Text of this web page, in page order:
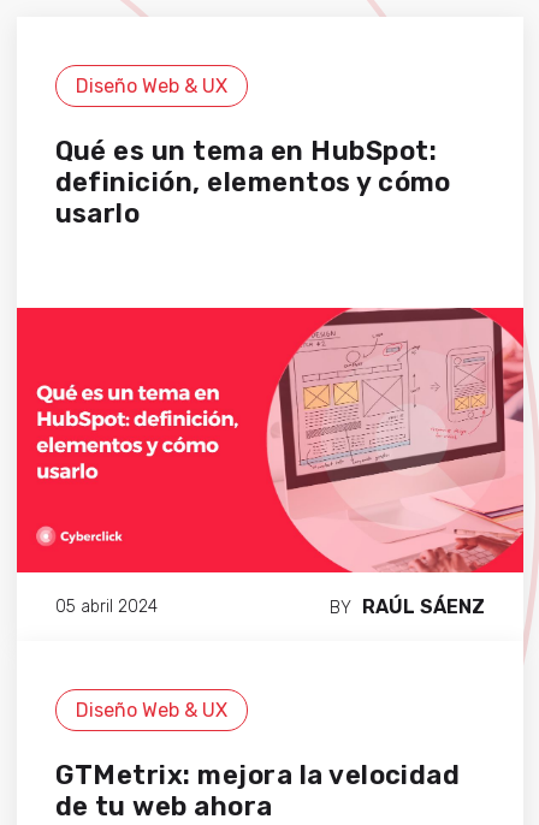
Diseño Web & UX
Qué es un tema en HubSpot:
definición, elementos y cómo
usarlo
05 abril 2024 BY RAÚL SÁENZ
Diseño Web & UX
GTMetrix: mejora la velocidad
de tu web ahora